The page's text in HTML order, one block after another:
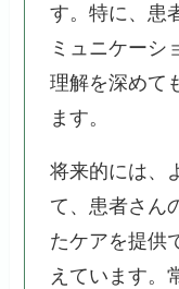
す。特に、患
ミュニケーシ
理解を深めて
ます。
将来的には、
て、患者さん
たケアを提供
えています。